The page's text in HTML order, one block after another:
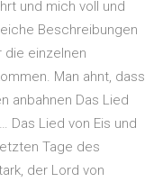
und mich voll und
Beschreibungen
die einzelnen
Man ahnt, dass
anbahnen Das Lied
Das Lied von Eis und
Tage des
der Lord von